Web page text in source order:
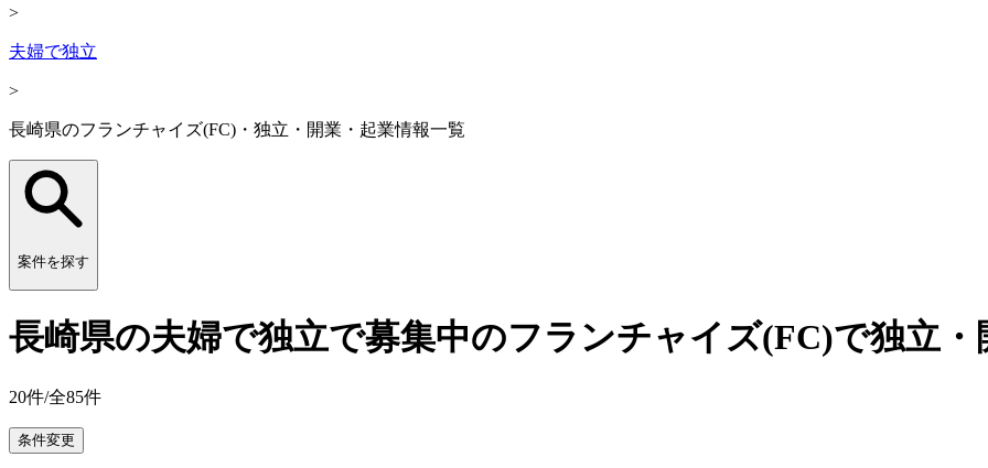
>
夫婦で独立
>
長崎県のフランチャイズ(FC)・独立・開業・起業情報一覧
案件を探す
長崎県の夫婦で独立で募集中のフランチャイズ(FC)で独立・
20件/全85件
条件変更